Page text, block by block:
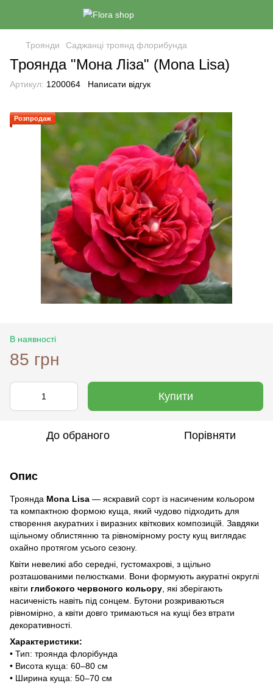
Троянди Саджанці троянд флорибунда
Троянда "Мона Ліза" (Mona Lisa)
Артикул: 1200064 Написати відгук
Розпродаж
В наявності
85 грн
Купити
До обраного Порівняти
Опис
Троянда Mona Lisa — яскравий сорт із насиченим кольором
та компактною формою куща, який чудово підходить для
створення акуратних і виразних квіткових композицій. Завдяки
щільному облистянню та рівномірному росту кущ виглядає
охайно протягом усього сезону.
Квіти невеликі або середні, густомахрові, з щільно
розташованими пелюстками. Вони формують акуратні округлі
квіти глибокого червоного кольору , які зберігають
насиченість навіть під сонцем. Бутони розкриваються
рівномірно, а квіти довго тримаються на кущі без втрати
декоративності.
Характеристики:
• Тип: троянда флорібунда
• Висота куща: 60–80 см
• Ширина куща: 50–70 см